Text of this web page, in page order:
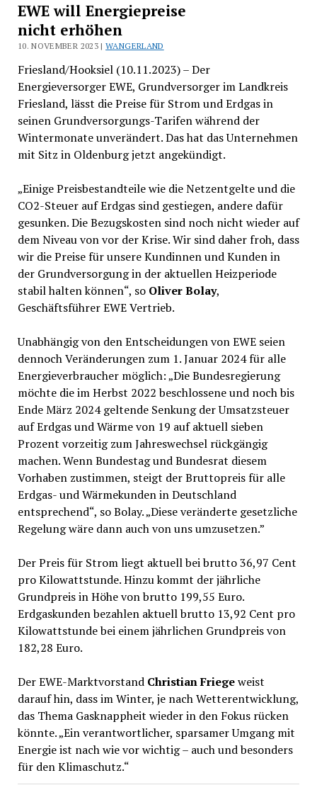
EWE will Energiepreise
nicht erhöhen
10. NOVEMBER 2023 |WANGERLAND
Friesland/Hooksiel (10.11.2023) – Der
Energieversorger EWE, Grundversorger im Landkreis
Friesland, lässt die Preise für Strom und Erdgas in
seinen Grundversorgungs-Tarifen während der
Wintermonate unverändert. Das hat das Unternehmen
mit Sitz in Oldenburg jetzt angekündigt.
„Einige Preisbestandteile wie die Netzentgelte und die
CO2-Steuer auf Erdgas sind gestiegen, andere dafür
gesunken. Die Bezugskosten sind noch nicht wieder auf
dem Niveau von vor der Krise. Wir sind daher froh, dass
wir die Preise für unsere Kundinnen und Kunden in
der Grundversorgung in der aktuellen Heizperiode
stabil halten können“, so Oliver Bolay,
Geschäftsführer EWE Vertrieb.
Unabhängig von den Entscheidungen von EWE seien
dennoch Veränderungen zum 1. Januar 2024 für alle
Energieverbraucher möglich: „Die Bundesregierung
möchte die im Herbst 2022 beschlossene und noch bis
Ende März 2024 geltende Senkung der Umsatzsteuer
auf Erdgas und Wärme von 19 auf aktuell sieben
Prozent vorzeitig zum Jahreswechsel rückgängig
machen. Wenn Bundestag und Bundesrat diesem
Vorhaben zustimmen, steigt der Bruttopreis für alle
Erdgas- und Wärmekunden in Deutschland
entsprechend“, so Bolay. „Diese veränderte gesetzliche
Regelung wäre dann auch von uns umzusetzen.”
Der Preis für Strom liegt aktuell bei brutto 36,97 Cent
pro Kilowattstunde. Hinzu kommt der jährliche
Grundpreis in Höhe von brutto 199,55 Euro.
Erdgaskunden bezahlen aktuell brutto 13,92 Cent pro
Kilowattstunde bei einem jährlichen Grundpreis von
182,28 Euro.
Der EWE-Marktvorstand Christian Friegeweist
darauf hin, dass im Winter, je nach Wetterentwicklung,
das Thema Gasknappheit wieder in den Fokus rücken
könnte. „Ein verantwortlicher, sparsamer Umgang mit
Energie ist nach wie vor wichtig – auch und besonders
für den Klimaschutz.“